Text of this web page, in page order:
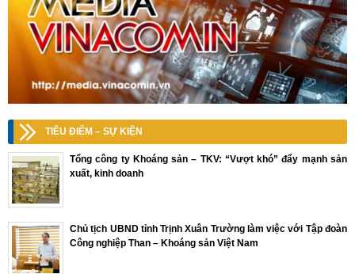
TIÊU ĐIỂM – SỰ KIỆN
Tổng công ty Khoáng sản – TKV: “Vượt khó” đẩy mạnh sản
xuất, kinh doanh
Chủ tịch UBND tỉnh Trịnh Xuân Trường làm việc với Tập đoàn
Công nghiệp Than – Khoáng sản Việt Nam